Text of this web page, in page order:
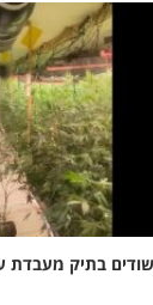
בתיק מעבדת